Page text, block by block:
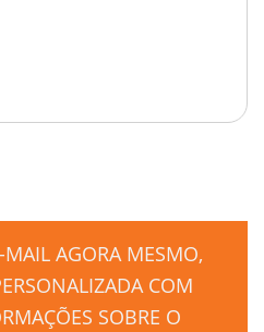
MAIL AGORA MESMO,
COM
SOBRE O